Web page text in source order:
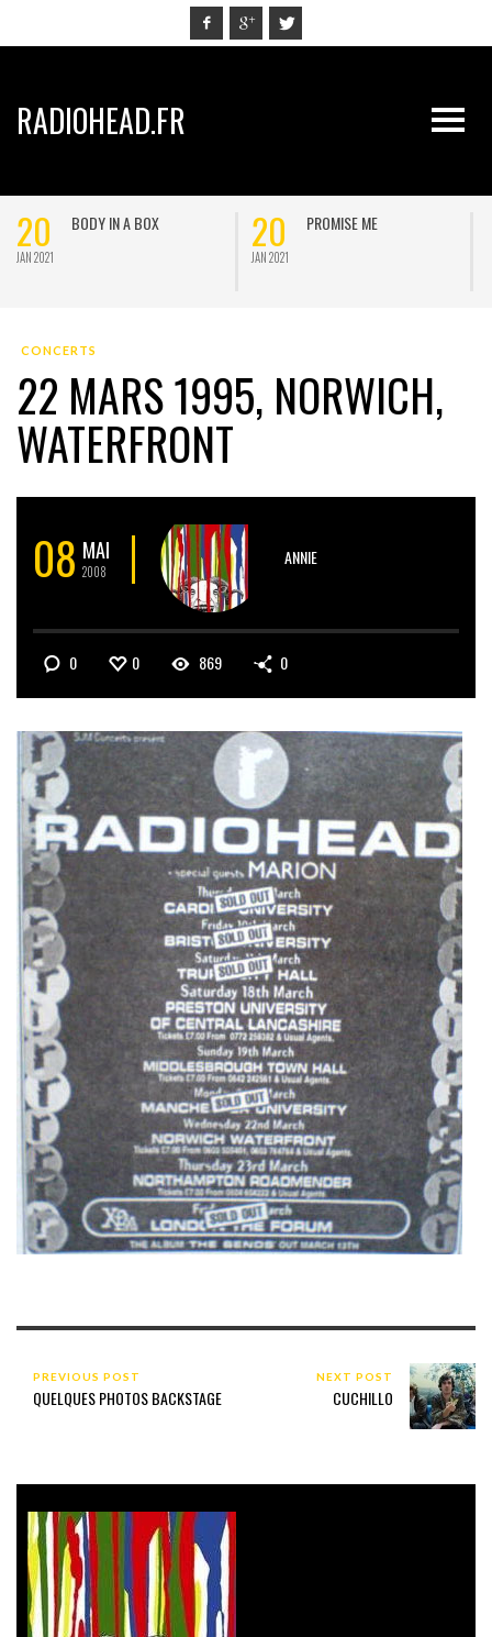
RADIOHEAD.FR
20
JAN 2021
BODY IN A BOX 20
JAN 2021
PROMISE ME
CONCERTS
22 MARS 1995, NORWICH,
WATERFRONT
08 MAI
2008
ANNIE
0 0 869 0
PREVIOUS POST
QUELQUES PHOTOS BACKSTAGE
NEXT POST
CUCHILLO